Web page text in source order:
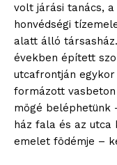
volt járási tanács, a
honvédségi
alatt álló
években épített
utcafrontján
formázott
mögé beléphetünk
ház fala és az
emelet födémje –